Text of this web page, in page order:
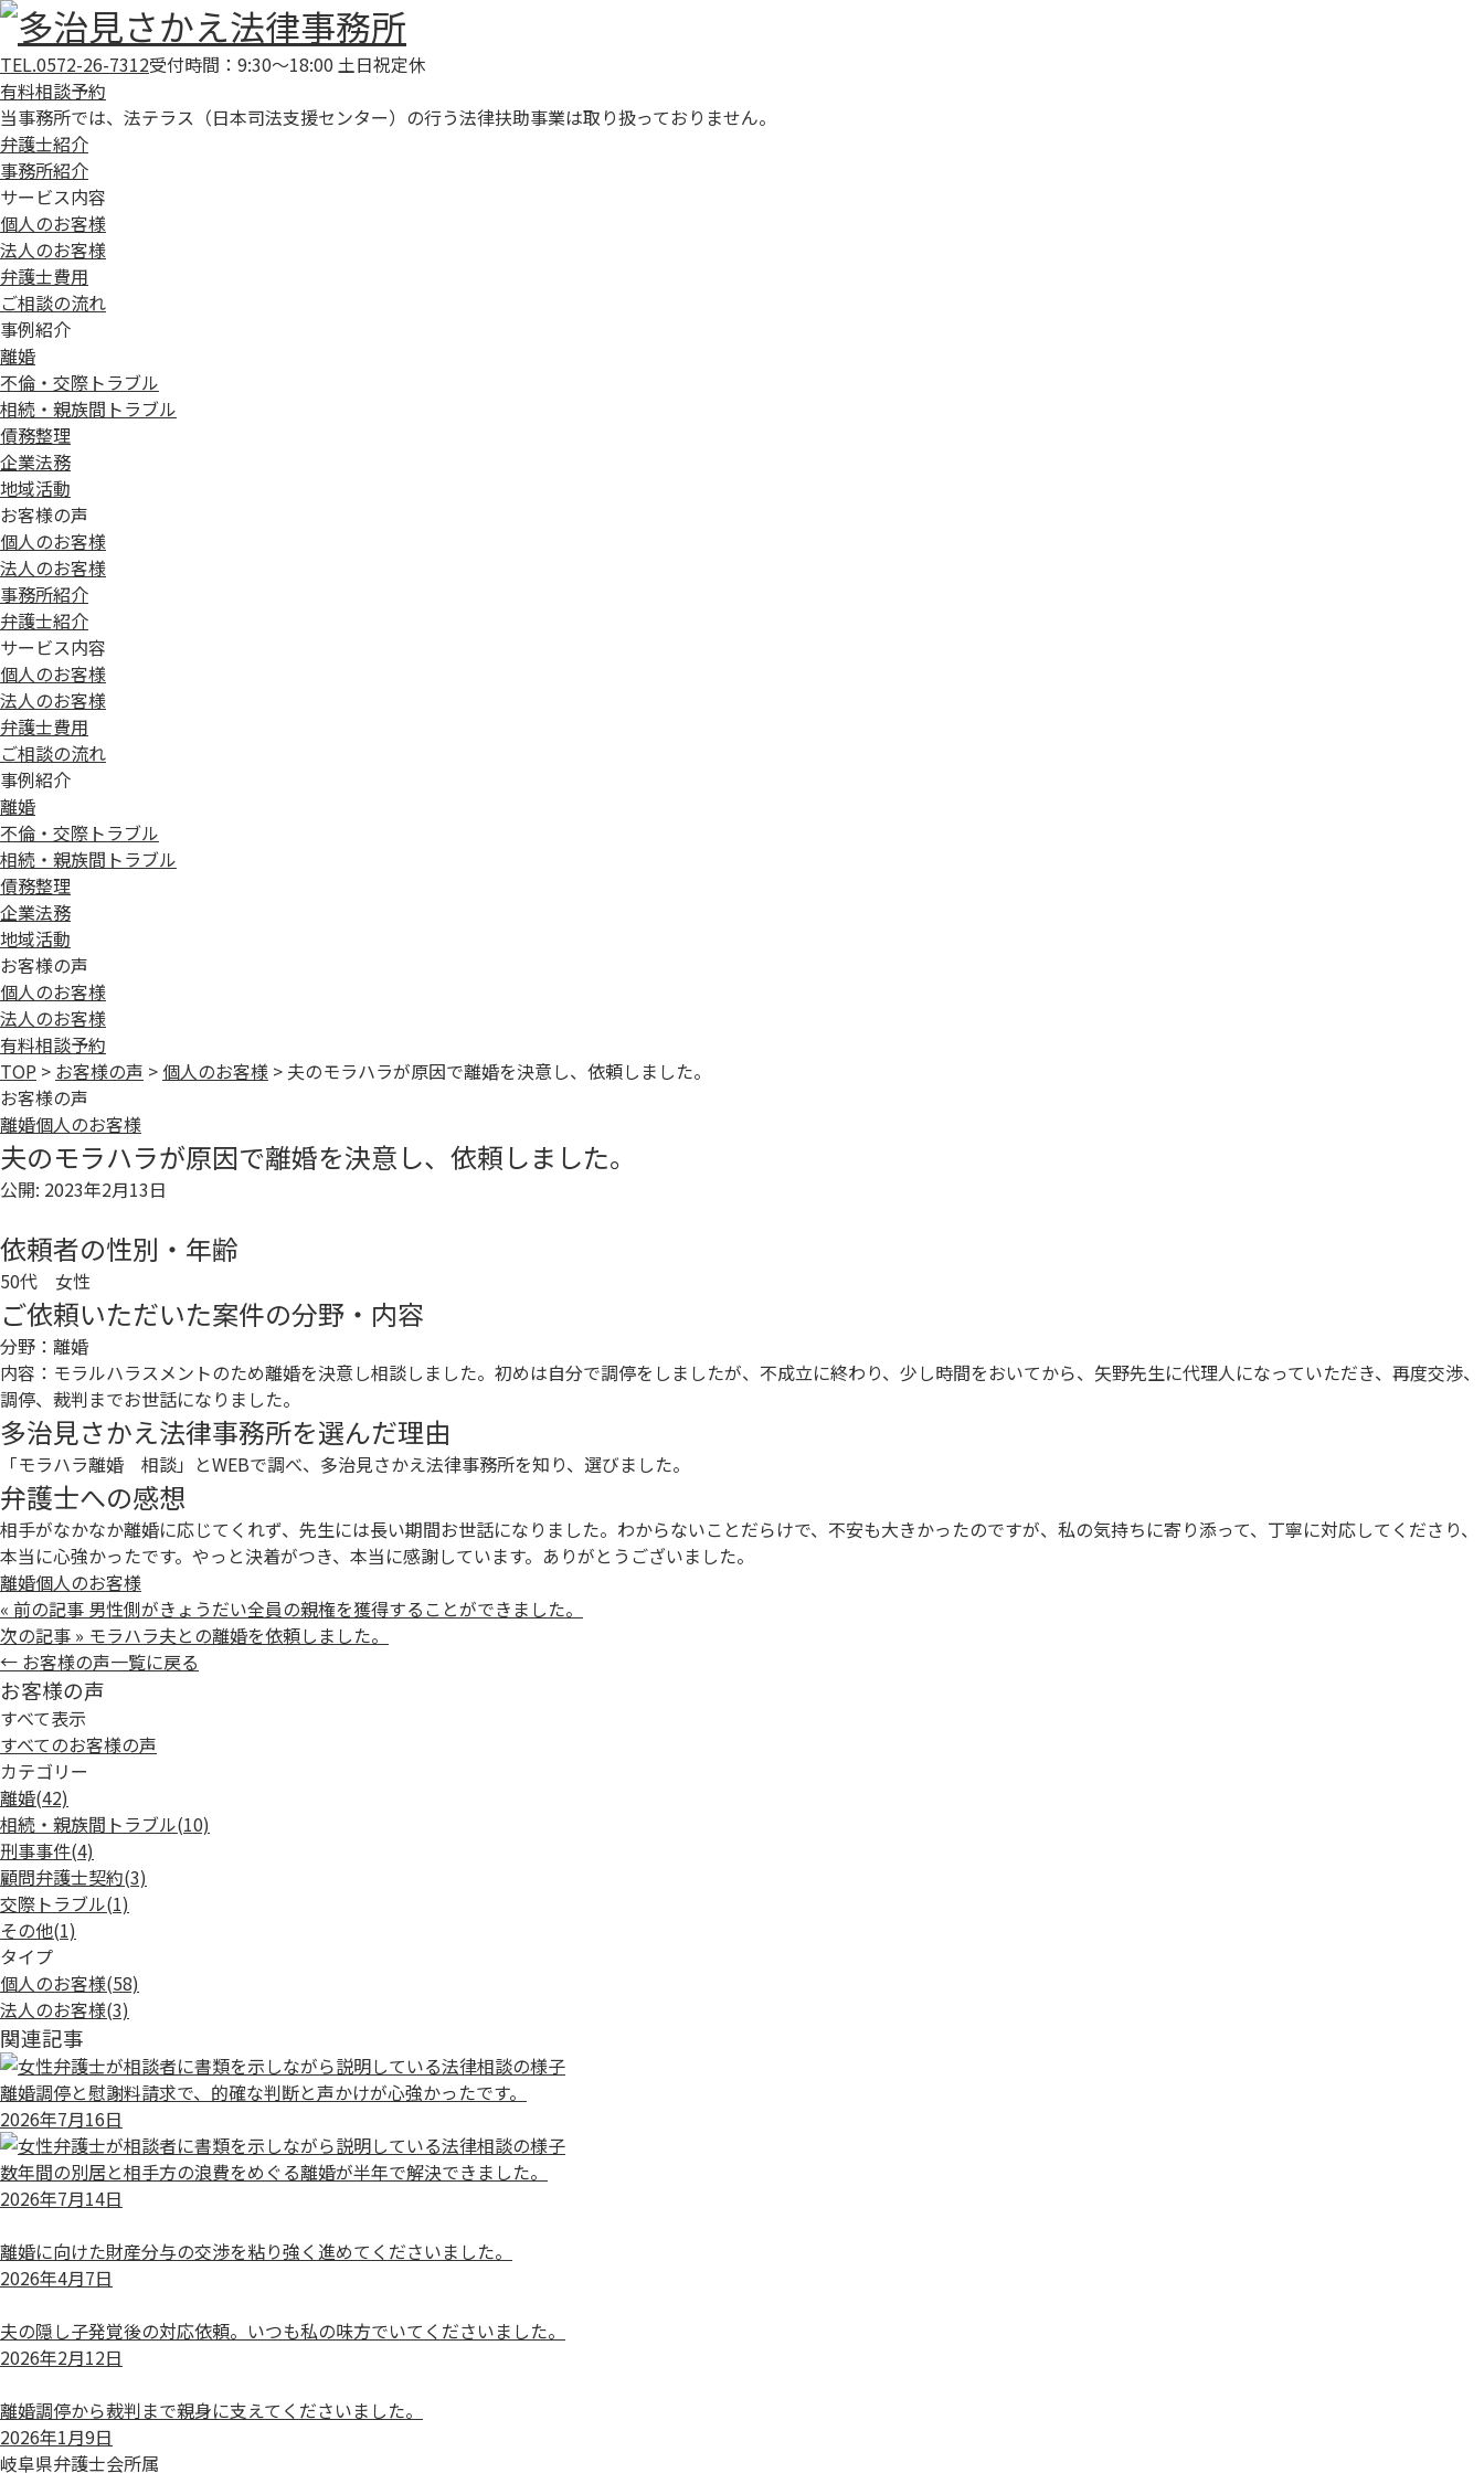
TEL.0572-26-7312受付時間：9:30～18:00 土日祝定休
有料相談予約
当事務所では、法テラス（日本司法支援センター）の行う法律扶助事業は取り扱っておりません。
弁護士紹介
事務所紹介
サービス内容
個人のお客様
法人のお客様
弁護士費用
ご相談の流れ
事例紹介
離婚
不倫・交際トラブル
相続・親族間トラブル
債務整理
企業法務
地域活動
お客様の声
個人のお客様
法人のお客様
事務所紹介
弁護士紹介
サービス内容
個人のお客様
法人のお客様
弁護士費用
ご相談の流れ
事例紹介
離婚
不倫・交際トラブル
相続・親族間トラブル
債務整理
企業法務
地域活動
お客様の声
個人のお客様
法人のお客様
有料相談予約
TOP > お客様の声 > 個人のお客様 > 夫のモラハラが原因で離婚を決意し、依頼しました。
お客様の声
離婚個人のお客様
夫のモラハラが原因で離婚を決意し、依頼しました。
公開: 2023年2月13日
依頼者の性別・年齢
50代 女性
ご依頼いただいた案件の分野・内容
分野：離婚
内容：モラルハラスメントのため離婚を決意し相談しました。初めは自分で調停をしましたが、不成立に終わり、少し時間をおいてから、矢野先生に代理人になっていただき、再度交渉、
調停、裁判までお世話になりました。
多治見さかえ法律事務所を選んだ理由
「モラハラ離婚 相談」とWEBで調べ、多治見さかえ法律事務所を知り、選びました。
弁護士への感想
相手がなかなか離婚に応じてくれず、先生には長い期間お世話になりました。わからないことだらけで、不安も大きかったのですが、私の気持ちに寄り添って、丁寧に対応してくださり、
本当に心強かったです。やっと決着がつき、本当に感謝しています。ありがとうございました。
離婚個人のお客様
« 前の記事 男性側がきょうだい全員の親権を獲得することができました。
次の記事 » モラハラ夫との離婚を依頼しました。
← お客様の声一覧に戻る
お客様の声
すべて表示
すべてのお客様の声
カテゴリー
離婚(42)
相続・親族間トラブル(10)
刑事事件(4)
顧問弁護士契約(3)
交際トラブル(1)
その他(1)
タイプ
個人のお客様(58)
法人のお客様(3)
関連記事
離婚調停と慰謝料請求で、的確な判断と声かけが心強かったです。
2026年7月16日
数年間の別居と相手方の浪費をめぐる離婚が半年で解決できました。
2026年7月14日
離婚に向けた財産分与の交渉を粘り強く進めてくださいました。
2026年4月7日
夫の隠し子発覚後の対応依頼。いつも私の味方でいてくださいました。
2026年2月12日
離婚調停から裁判まで親身に支えてくださいました。
2026年1月9日
岐阜県弁護士会所属